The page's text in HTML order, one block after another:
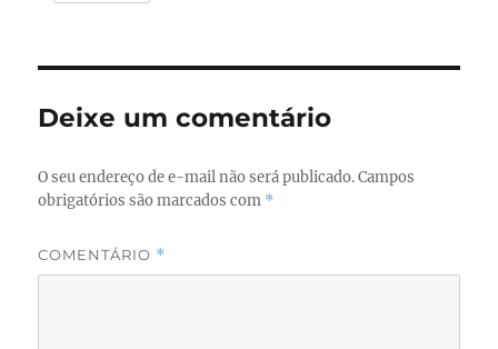
Deixe um comentário
O seu endereço de e-mail não será publicado. Campos
obrigatórios são marcados com *
COMENTÁRIO *